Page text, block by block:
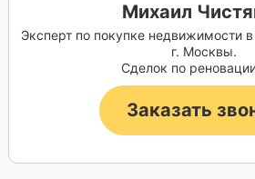
Михаил
Эксперт по покупке недвижимости
г. Москвы.
Сделок по
Заказать